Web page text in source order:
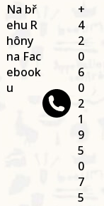
+
4
2
0
6
0
2
1
9
5
0
7
5
Na bř
ehu R
hôny
na Fac
ebook
u